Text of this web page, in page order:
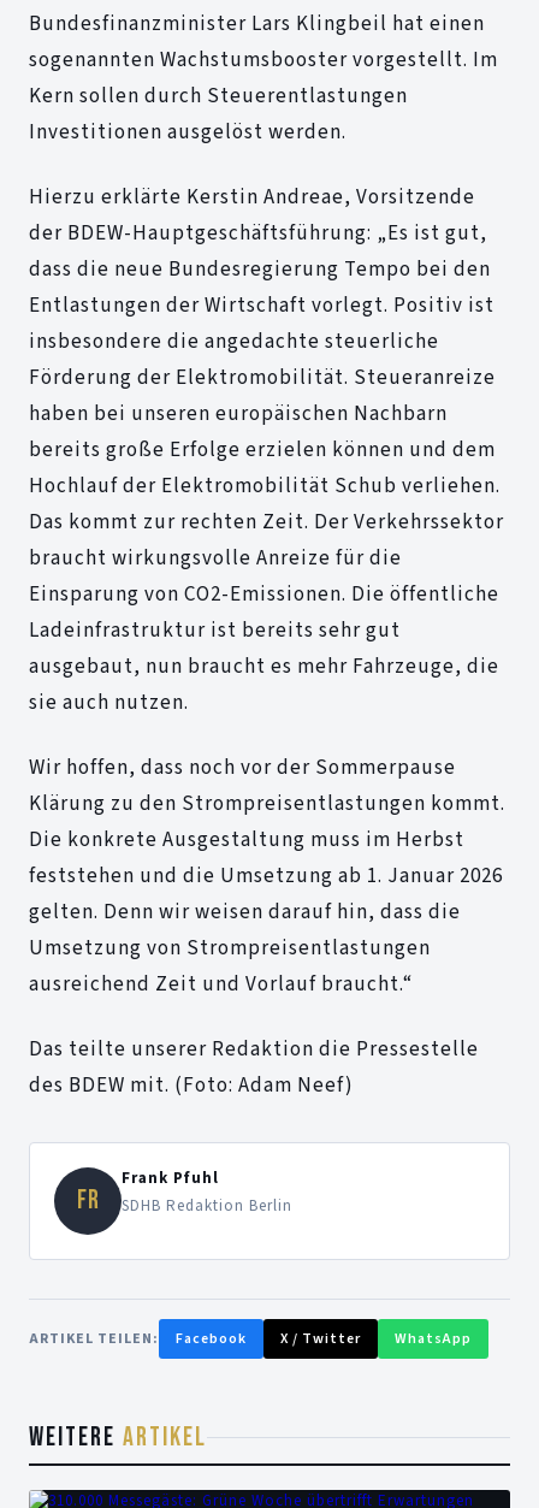
Bundesfinanzminister Lars Klingbeil hat einen
sogenannten Wachstumsbooster vorgestellt. Im
Kern sollen durch Steuerentlastungen
Investitionen ausgelöst werden.
Hierzu erklärte Kerstin Andreae, Vorsitzende
der BDEW-Hauptgeschäftsführung: „Es ist gut,
dass die neue Bundesregierung Tempo bei den
Entlastungen der Wirtschaft vorlegt. Positiv ist
insbesondere die angedachte steuerliche
Förderung der Elektromobilität. Steueranreize
haben bei unseren europäischen Nachbarn
bereits große Erfolge erzielen können und dem
Hochlauf der Elektromobilität Schub verliehen.
Das kommt zur rechten Zeit. Der Verkehrssektor
braucht wirkungsvolle Anreize für die
Einsparung von CO2-Emissionen. Die öffentliche
Ladeinfrastruktur ist bereits sehr gut
ausgebaut, nun braucht es mehr Fahrzeuge, die
sie auch nutzen.
Wir hoffen, dass noch vor der Sommerpause
Klärung zu den Strompreisentlastungen kommt.
Die konkrete Ausgestaltung muss im Herbst
feststehen und die Umsetzung ab 1. Januar 2026
gelten. Denn wir weisen darauf hin, dass die
Umsetzung von Strompreisentlastungen
ausreichend Zeit und Vorlauf braucht.“
Das teilte unserer Redaktion die Pressestelle
des BDEW mit. (Foto: Adam Neef)
FR
Frank Pfuhl
SDHB Redaktion Berlin
ARTIKEL TEILEN: Facebook X / Twitter WhatsApp
WEITERE ARTIKEL